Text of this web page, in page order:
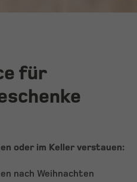
für
oder im Keller verstauen:
nach Weihnachten